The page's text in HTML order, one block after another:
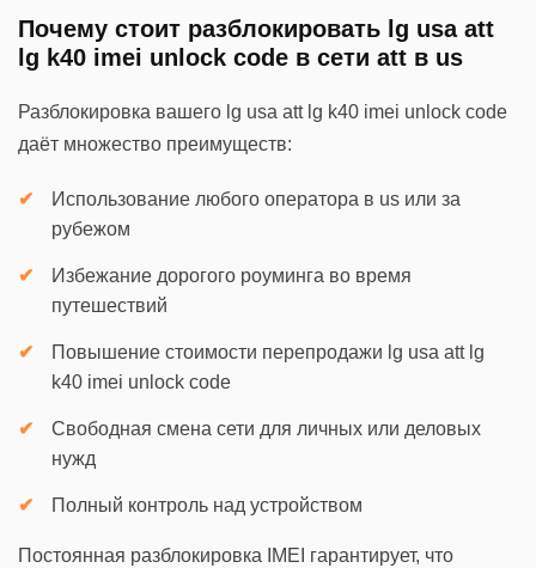
Почему стоит разблокировать lg usa att
lg k40 imei unlock code в сети att в us
Разблокировка вашего lg usa att lg k40 imei unlock code
даёт множество преимуществ:
Использование любого оператора в us или за
рубежом
Избежание дорогого роуминга во время
путешествий
Повышение стоимости перепродажи lg usa att lg
k40 imei unlock code
Свободная смена сети для личных или деловых
нужд
Полный контроль над устройством
Постоянная разблокировка IMEI гарантирует, что